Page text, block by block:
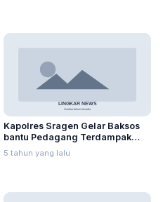
Kapolres Sragen Gelar Baksos
bantu Pedagang Terdampak
PPKM
5 tahun yang lalu